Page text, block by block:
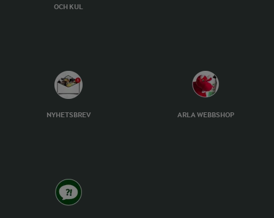
OCH KUL
NYHETSBREV ARLA WEBBSHOP